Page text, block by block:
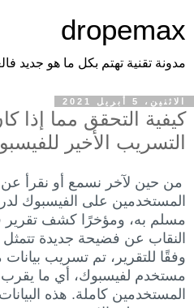
dropemax
مدونة تقنية تهتم بكل ما هو جديد
الاثنين، 5 أبريل 2021
كيفية التحقق مما
التسريب الأخير
من حين لآخر نسمع أو نقرأ عن
المستخدمين على الفيسبوك
مسلم به، ومؤخرًا كشف
النقاب عن فضيحة جديدة
المستخدمين كاملة. هذه